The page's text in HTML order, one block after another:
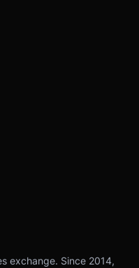
exchange. Since 2014,